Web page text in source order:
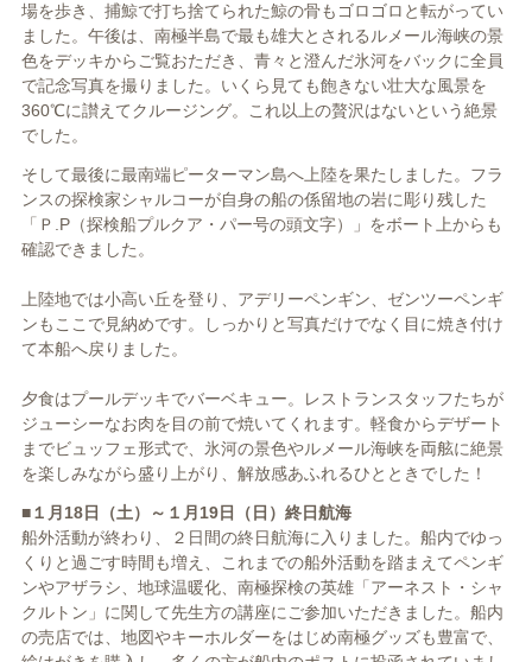
場を歩き、捕鯨で打ち捨てられた鯨の骨もゴロゴロと転がってい
ました。午後は、南極半島で最も雄大とされるルメール海峡の景
色をデッキからご覧おただき、青々と澄んだ氷河をバックに全員
で記念写真を撮りました。いくら見ても飽きない壮大な風景を
360℃に讃えてクルージング。これ以上の贅沢はないという絶景
でした。
そして最後に最南端ピーターマン島へ上陸を果たしました。フラ
ンスの探検家シャルコーが自身の船の係留地の岩に彫り残した
「Ｐ.P（探検船プルクア・パー号の頭文字）」をボート上からも
確認できました。
上陸地では小高い丘を登り、アデリーペンギン、ゼンツーペンギ
ンもここで見納めです。しっかりと写真だけでなく目に焼き付け
て本船へ戻りました。
夕食はプールデッキでバーベキュー。レストランスタッフたちが
ジューシーなお肉を目の前で焼いてくれます。軽食からデザート
までビュッフェ形式で、氷河の景色やルメール海峡を両舷に絶景
を楽しみながら盛り上がり、解放感あふれるひとときでした！
■１月18日（土）～１月19日（日）終日航海
船外活動が終わり、２日間の終日航海に入りました。船内でゆっ
くりと過ごす時間も増え、これまでの船外活動を踏まえてペンギ
ンやアザラシ、地球温暖化、南極探検の英雄「アーネスト・シャ
クルトン」に関して先生方の講座にご参加いただきました。船内
の売店では、地図やキーホルダーをはじめ南極グッズも豊富で、